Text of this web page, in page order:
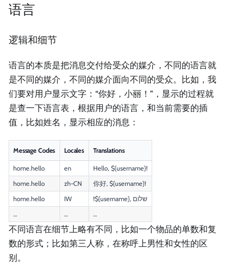
语言
逻辑和细节
语言的本质是把消息交付给受众的媒介，不同的语言就
是不同的媒介，不同的媒介面向不同的受众。比如，我
们要对用户显示文字：“你好，小丽！”，显示的过程就
是查一下语言表，根据用户的语言，和当前需要的插
值，比如姓名，显示相应的消息：
Message Codes Locales Translations
home.hello en
Hello, ${username}!
home.hello
zh-CN
你好, ${username}!
home.hello
IW
!${username}, שלום
…
… …
不同语言在细节上略有不同，比如一个物品的单数和复
数的形式；比如第三人称，在称呼上男性和女性的区
别。